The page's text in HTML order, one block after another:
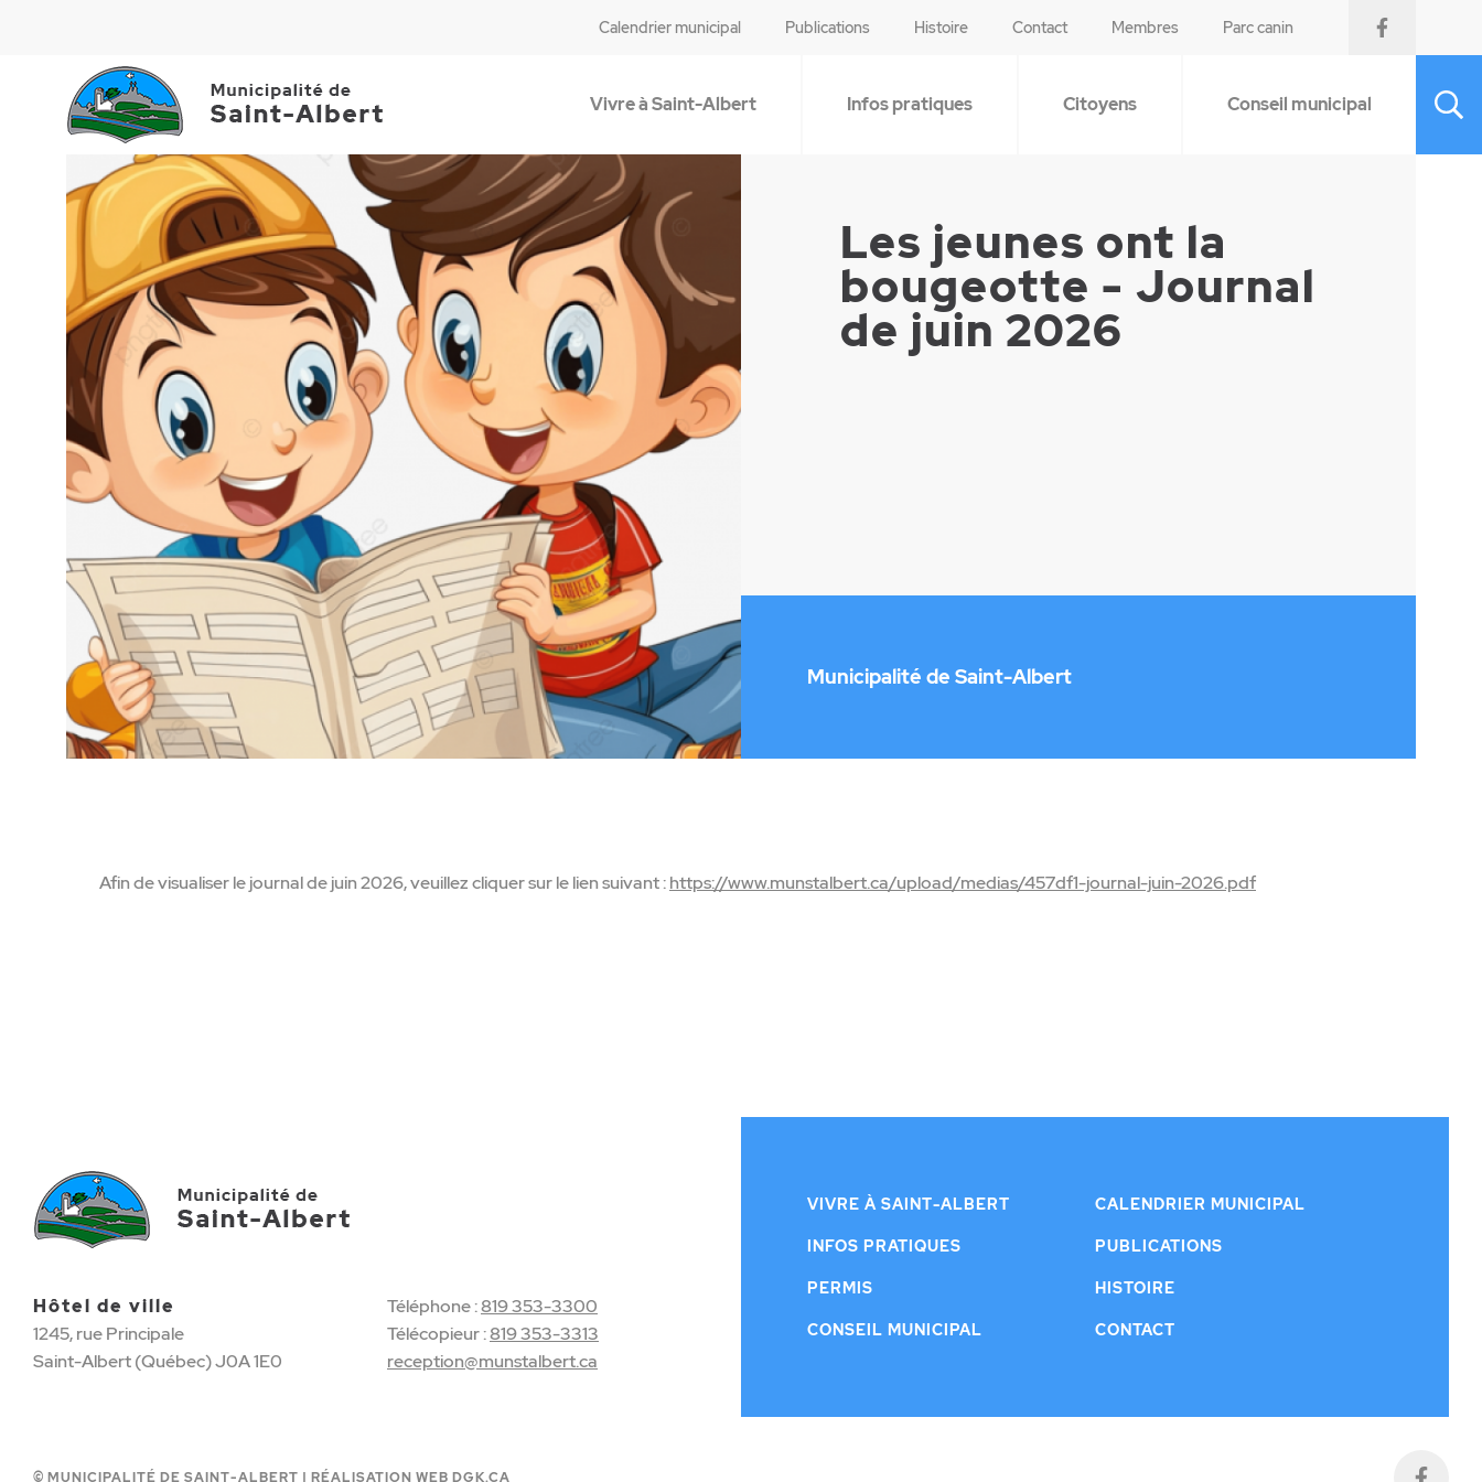
Calendrier municipal Publications Histoire Contact Membres Parc canin
Vivre à Saint-Albert Infos pratiques Citoyens Conseil municipal
Les jeunes ont la
bougeotte - Journal
de juin 2026
Municipalité de Saint-Albert
Afin de visualiser le journal de juin 2026, veuillez cliquer sur le lien suivant :https://www.munstalbert.ca/upload/medias/457df1-journal-juin-2026.pdf
Hôtel de ville
1245, rue Principale
Saint-Albert (Québec) J0A 1E0
Téléphone :819 353-3300
Télécopieur :819 353-3313
reception@munstalbert.ca
VIVRE À SAINT-ALBERT
INFOS PRATIQUES
PERMIS
CONSEIL MUNICIPAL
CALENDRIER MUNICIPAL
PUBLICATIONS
HISTOIRE
CONTACT
© MUNICIPALITÉ DE SAINT-ALBERT | RÉALISATION WEB DGK.CA